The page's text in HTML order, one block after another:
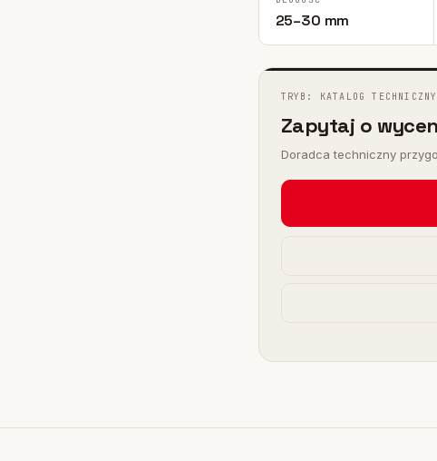
25–30 mm
TRYB: KATALOG TECHNICZNY
Zapytaj o
Doradca techniczny